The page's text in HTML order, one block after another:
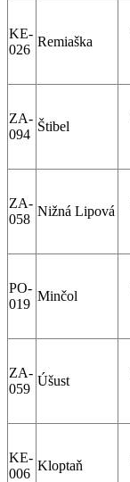
KE-
026
Remiaška
ZA-
094
Štibel
ZA-
058
Nižná Lipová
PO-
019
Minčol
ZA-
059
Úšust
KE-
006
Kloptaň